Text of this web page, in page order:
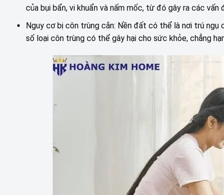
của bụi bẩn, vi khuẩn và nấm mốc, từ đó gây ra các vấn
Nguy cơ bị côn trùng cắn: Nền đất có thể là nơi trú
số loại côn trùng có thể gây hại cho sức khỏe, chẳng